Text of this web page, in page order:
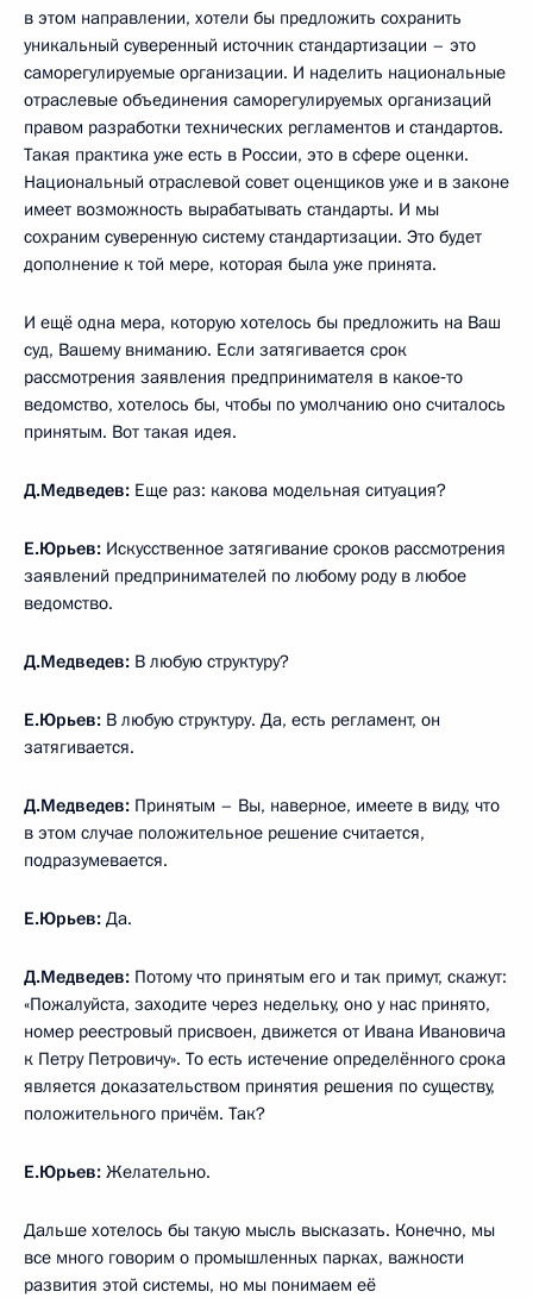
в этом направлении, хотели бы предложить сохранить
уникальный суверенный источник стандартизации – это
саморегулируемые организации. И наделить национальные
отраслевые объединения саморегулируемых организаций
правом разработки технических регламентов и стандартов.
Такая практика уже есть в России, это в сфере оценки.
Национальный отраслевой совет оценщиков уже и в законе
имеет возможность вырабатывать стандарты. И мы
сохраним суверенную систему стандартизации. Это будет
дополнение к той мере, которая была уже принята.
И ещё одна мера, которую хотелось бы предложить на Ваш
суд, Вашему вниманию. Если затягивается срок
рассмотрения заявления предпринимателя в какое‑то
ведомство, хотелось бы, чтобы по умолчанию оно считалось
принятым. Вот такая идея.
Д.Медведев: Еще раз: какова модельная ситуация?
Е.Юрьев: Искусственное затягивание сроков рассмотрения
заявлений предпринимателей по любому роду в любое
ведомство.
Д.Медведев: В любую структуру?
Е.Юрьев: В любую структуру. Да, есть регламент, он
затягивается.
Д.Медведев: Принятым – Вы, наверное, имеете в виду, что
в этом случае положительное решение считается,
подразумевается.
Е.Юрьев: Да.
Д.Медведев: Потому что принятым его и так примут, скажут:
«Пожалуйста, заходите через недельку, оно у нас принято,
номер реестровый присвоен, движется от Ивана Ивановича
к Петру Петровичу». То есть истечение определённого срока
является доказательством принятия решения по существу,
положительного причём. Так?
Е.Юрьев: Желательно.
Дальше хотелось бы такую мысль высказать. Конечно, мы
все много говорим о промышленных парках, важности
развития этой системы, но мы понимаем её